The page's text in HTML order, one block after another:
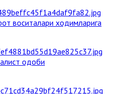
воситалари ходимларига
одоби